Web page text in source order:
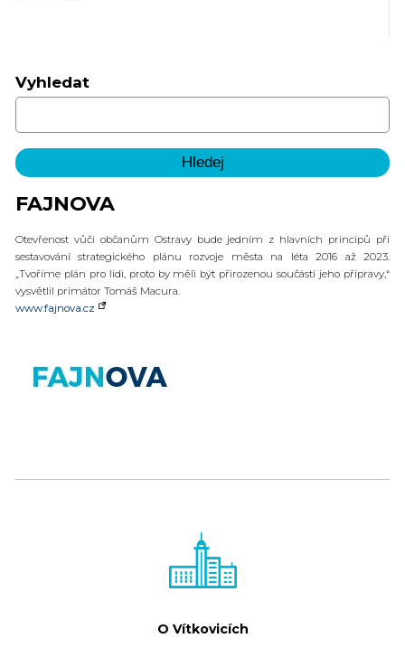
Vyhledat
FAJNOVA
Otevřenost vůči občanům Ostravy bude jedním z hlavních principů při
sestavování strategického plánu rozvoje města na léta 2016 až 2023.
„Tvoříme plán pro lidi, proto by měli být přirozenou součástí jeho přípravy,“
vysvětlil primátor Tomáš Macura.
www.fajnova.cz
O Vítkovicích